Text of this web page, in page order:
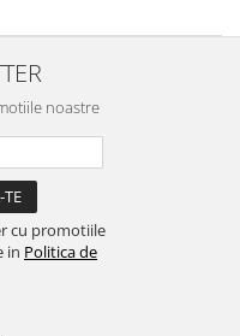
noastre
cu promotiile
in Politica de